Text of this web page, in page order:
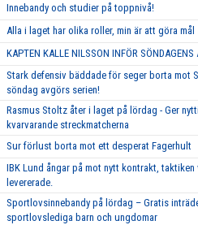
Innebandy och studier på toppnivå!
Alla i laget har olika roller, min är att göra mål
KAPTEN KALLE NILSSON INFÖR SÖNDAGENS
Stark defensiv bäddade för seger borta mot
söndag avgörs serien!
Rasmus Stoltz åter i laget på lördag - Ger
kvarvarande streckmatcherna
Sur förlust borta mot ett desperat Fagerhult
IBK Lund ångar på mot nytt kontrakt,
levererade.
Sportlovsinnebandy på lördag – Gratis
sportlovslediga barn och ungdomar